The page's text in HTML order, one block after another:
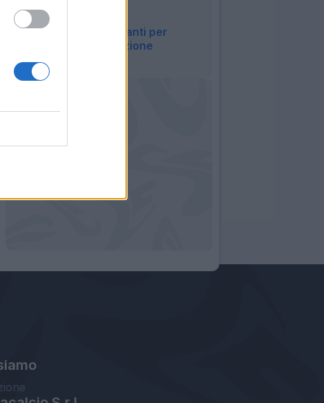
20:17
Lazio, passi in avanti per
Ivanovic: la situazione